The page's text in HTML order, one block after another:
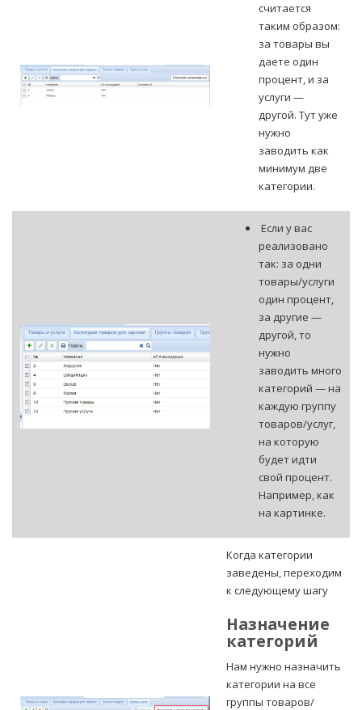
считается
таким образом:
за товары вы
даете один
процент, и за
услуги —
другой. Тут уже
нужно
заводить как
минимум две
категории.
Если у вас
реализовано
так: за одни
товары/услуги
один процент,
за другие —
другой, то
нужно
заводить много
категорий — на
каждую группу
товаров/услуг,
на которую
будет идти
свой процент.
Например, как
на картинке.
Когда категории
заведены, переходим
к следующему шагу
Назначение
категорий
Нам нужно назначить
категории на все
группы товаров/